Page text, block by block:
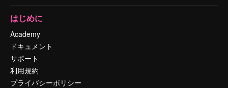
はじめに
Academy
ドキュメント
サポート
利用規約
プライバシーポリシー